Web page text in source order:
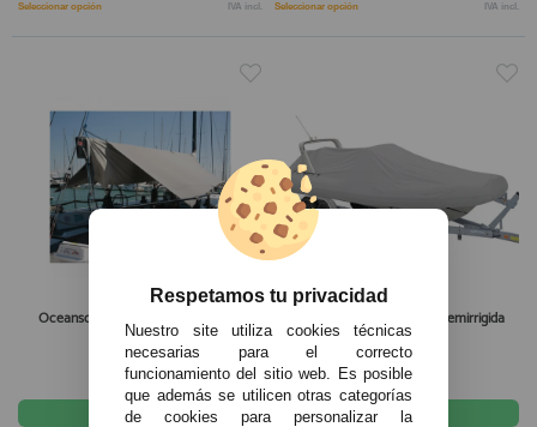
Seleccionar opción IVA incl. Seleccionar opción IVA incl.
Oceansouth Toldo de Fondeo para
Velero Botavara
108,90€
comprar
Ocean South Funda para Semirrigida
214,50€
comprar
Respetamos tu privacidad
Nuestro site utiliza cookies técnicas
necesarias para el correcto
funcionamiento del sitio web. Es posible
que además se utilicen otras categorías
de cookies para personalizar la